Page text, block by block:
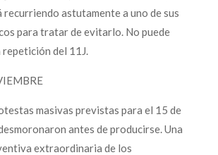
astutamente a uno de sus
para tratar de evitarlo. No puede
del 11J.
masivas previstas para el 15 de
antes de producirse. Una
extraordinaria de los